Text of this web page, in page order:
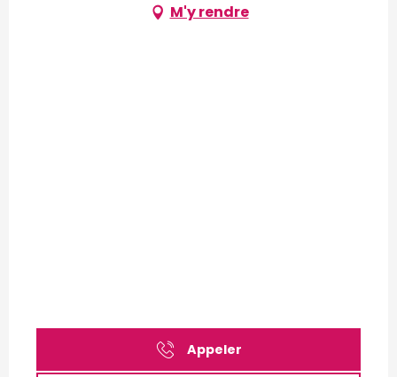
M'y rendre
Appeler